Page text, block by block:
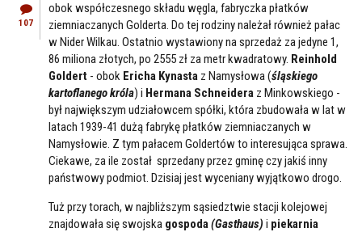
107
obok współczesnego składu węgla, fabryczka płatków
ziemniaczanych Golderta. Do tej rodziny należał również pałac
w Nider Wilkau. Ostatnio wystawiony na sprzedaż za jedyne 1,
86 miliona złotych, po 2555 zł za metr kwadratowy. Reinhold
Goldert - obok Ericha Kynasta z Namysłowa (śląskiego
kartoflanego króla) i Hermana Schneidera z Minkowskiego -
był największym udziałowcem spółki, która zbudowała w lat w
latach 1939-41 dużą fabrykę płatków ziemniaczanych w
Namysłowie. Z tym pałacem Goldertów to interesująca sprawa.
Ciekawe, za ile został sprzedany przez gminę czy jakiś inny
państwowy podmiot. Dzisiaj jest wyceniany wyjątkowo drogo.
Tuż przy torach, w najbliższym sąsiedztwie stacji kolejowej
znajdowała się swojska gospoda(Gasthaus) i piekarnia